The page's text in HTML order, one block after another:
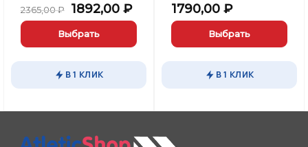
2365,00₽
Первоначальная
цена
составляла
2365,00 ₽.
1892,00 ₽Текущая
цена:
Выбрать
вариаций.
можно
В 1 КЛИК
1790,00 ₽
Выбрать
вариаций.
можно
В 1 КЛИК